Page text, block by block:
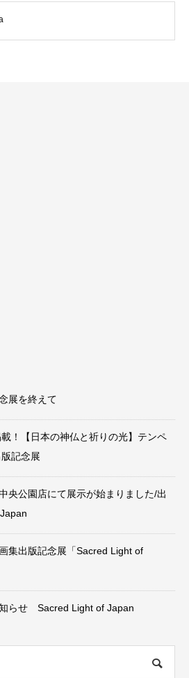
展を終えて
！【日本の神仏と祈りの光】テンペ
記念展
央公園店にて展示が始まりました/出
集出版記念展「Sacred Light of
らせ Sacred Light of Japan